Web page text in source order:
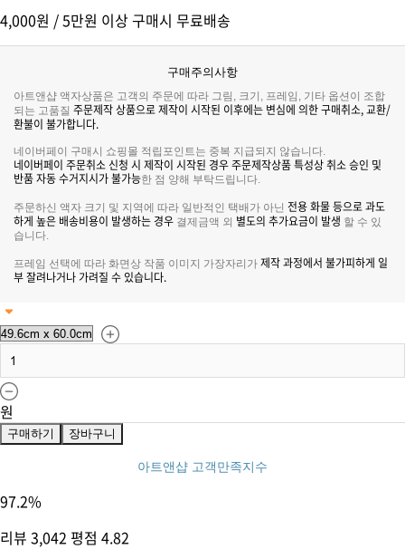
4,000원 / 5만원 이상 구매시 무료배송
구매주의사항
아트앤샵 액자상품은 고객의 주문에 따라 그림, 크기, 프레임, 기타 옵션이 조합
되는 고품질 주문제작 상품으로 제작이 시작된 이후에는 변심에 의한 구매취소, 교환/
환불이 불가합니다.
네이버페이 구매시 쇼핑몰 적립포인트는 중복 지급되지 않습니다.
네이버페이 주문취소 신청 시 제작이 시작된 경우 주문제작상품 특성상 취소 승인 및
반품 자동 수거지시가 불가능한 점 양해 부탁드립니다.
주문하신 액자 크기 및 지역에 따라 일반적인 택배가 아닌 전용 화물 등으로 과도
하게 높은 배송비용이 발생하는 경우 결제금액 외 별도의 추가요금이 발생 할 수 있
습니다.
프레임 선택에 따라 화면상 작품 이미지 가장자리가 제작 과정에서 불가피하게 일
부 잘려나거나 가려질 수 있습니다.
원
구매하기 장바구니
아트앤샵 고객만족지수
97.2%
리뷰 3,042 평점 4.82